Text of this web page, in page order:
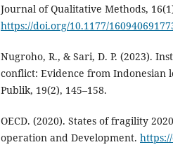
Journal of Qualitative Methods,
https://doi.org/10.1177/
Nugroho, R., & Sari, D. P. (2023).
conflict: Evidence from Indonesian
Publik, 19(2), 145–158.
OECD. (2020). States of fragility
operation and Development.